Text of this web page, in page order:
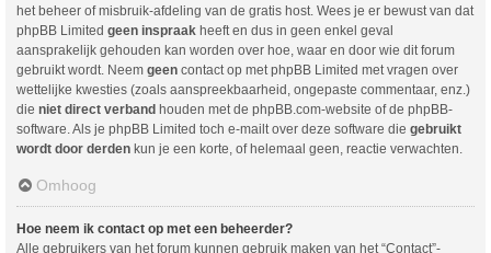
het beheer of misbruik-afdeling van de gratis host. Wees je er bewust van dat
phpBB Limited geen inspraak heeft en dus in geen enkel geval
aansprakelijk gehouden kan worden over hoe, waar en door wie dit forum
gebruikt wordt. Neem geen contact op met phpBB Limited met vragen over
wettelijke kwesties (zoals aanspreekbaarheid, ongepaste commentaar, enz.)
die niet direct verband houden met de phpBB.com-website of de phpBB-
software. Als je phpBB Limited toch e-mailt over deze software die gebruikt
wordt door derden kun je een korte, of helemaal geen, reactie verwachten.
Omhoog
Hoe neem ik contact op met een beheerder?
Alle gebruikers van het forum kunnen gebruik maken van het “Contact”-